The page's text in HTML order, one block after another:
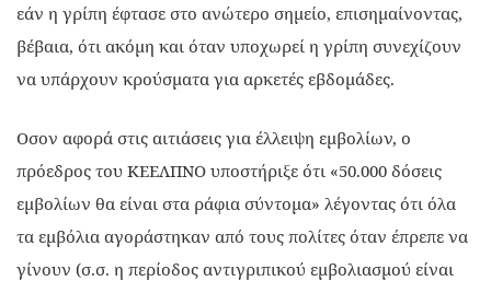
εάν η γρίπη έφτασε στο ανώτερο σημείο, επισημαίνοντας,
βέβαια, ότι ακόμη και όταν υποχωρεί η γρίπη συνεχίζουν
να υπάρχουν κρούσματα για αρκετές εβδομάδες.
Οσον αφορά στις αιτιάσεις για έλλειψη εμβολίων, ο
πρόεδρος του ΚΕΕΛΠΝΟ υποστήριξε ότι «50.000 δόσεις
εμβολίων θα είναι στα ράφια σύντομα» λέγοντας ότι όλα
τα εμβόλια αγοράστηκαν από τους πολίτες όταν έπρεπε να
γίνουν (σ.σ. η περίοδος αντιγριπικού εμβολιασμού είναι